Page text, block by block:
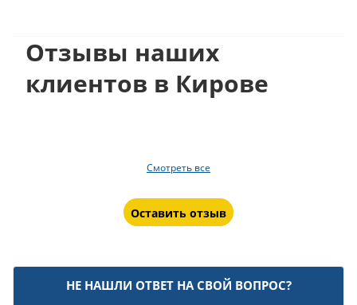
Отзывы наших
клиентов в Кирове
Смотреть все
Оставить отзыв
НЕ НАШЛИ ОТВЕТ НА СВОЙ ВОПРОС?